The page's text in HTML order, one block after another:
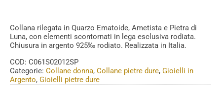
Collana rilegata in Quarzo Ematoide, Ametista e Pietra di
Luna, con elementi scontornati in lega esclusiva rodiata.
Chiusura in argento 925‰ rodiato. Realizzata in Italia.
COD: C061S02012SP
Categorie: Collane donna, Collane pietre dure, Gioielli in
Argento, Gioielli pietre dure